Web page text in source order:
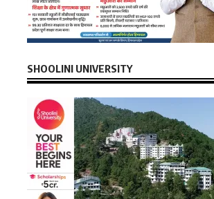
SHOOLINI UNIVERSITY